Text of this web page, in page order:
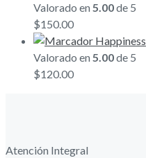
Valorado en 5.00de 5
$150.00
Happiness
Valorado en 5.00de 5
$120.00
Atención Integral